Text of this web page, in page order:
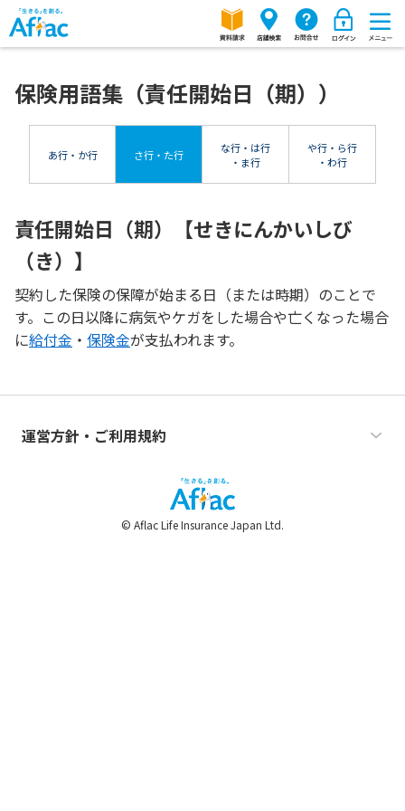
保険用語集（責任開始日（期））
あ行・か行 さ行・た行
な行・は行
・ま行
や行・ら行
・わ行
責任開始日（期）【せきにんかいしび
（き）】
契約した保険の保障が始まる日（または時期）のことで
す。この日以降に病気やケガをした場合や亡くなった場合
に給付金 ・ 保険金が支払われます。
運営方針・ご利用規約
© Aflac Life Insurance Japan Ltd.